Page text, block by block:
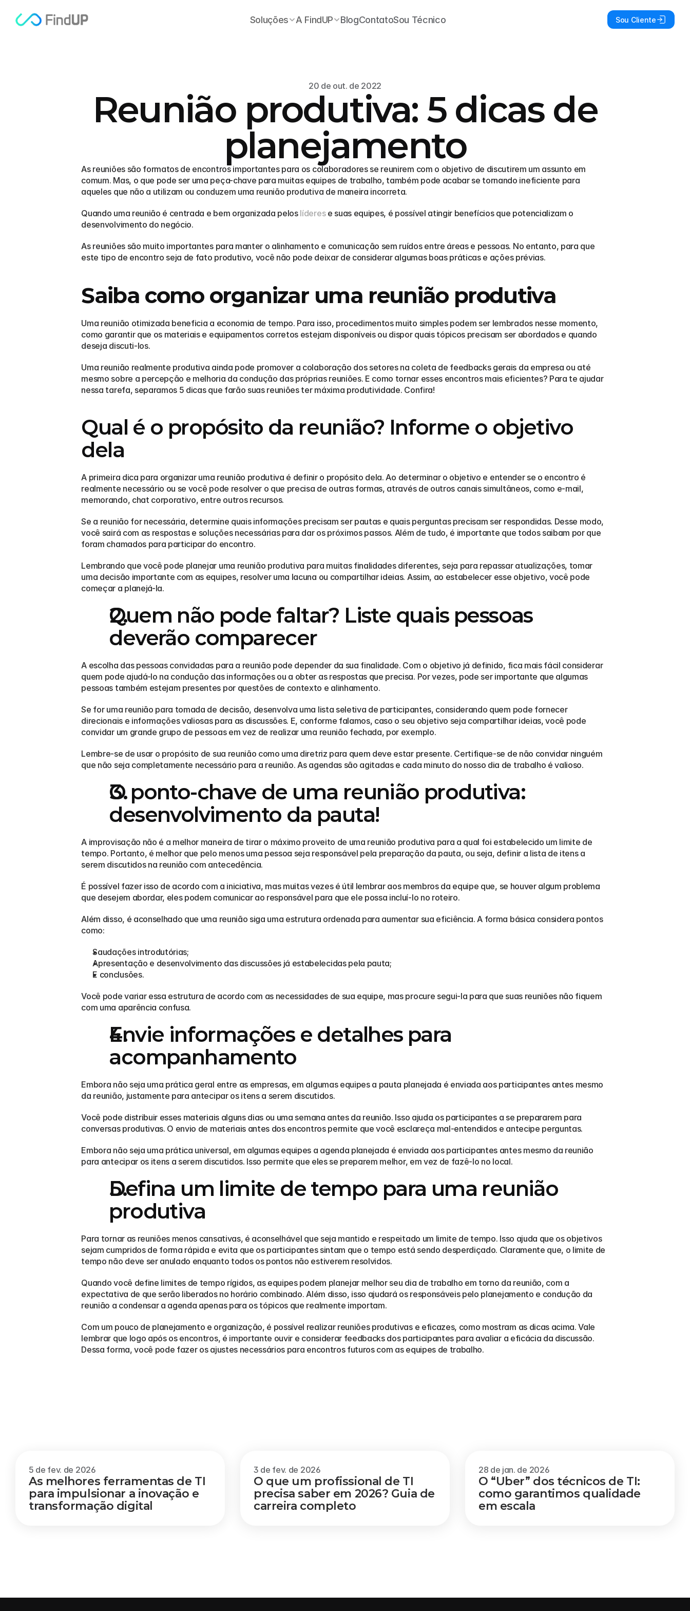
Soluções A FindUP BlogContatoSou Técnico Sou Cliente
20 de out. de 2022
Reunião produtiva: 5 dicas de
planejamento
As reuniões são formatos de encontros importantes para os colaboradores se reunirem com o objetivo de discutirem um assunto em
comum. Mas, o que pode ser uma peça-chave para muitas equipes de trabalho, também pode acabar se tornando ineficiente para
aqueles que não a utilizam ou conduzem uma reunião produtiva de maneira incorreta.
Quando uma reunião é centrada e bem organizada pelos líderes e suas equipes, é possível atingir benefícios que potencializam o
desenvolvimento do negócio.
As reuniões são muito importantes para manter o alinhamento e comunicação sem ruídos entre áreas e pessoas. No entanto, para que
este tipo de encontro seja de fato produtivo, você não pode deixar de considerar algumas boas práticas e ações prévias.
Saiba como organizar uma reunião produtiva
Uma reunião otimizada beneficia a economia de tempo. Para isso, procedimentos muito simples podem ser lembrados nesse momento,
como garantir que os materiais e equipamentos corretos estejam disponíveis ou dispor quais tópicos precisam ser abordados e quando
deseja discuti-los.
Uma reunião realmente produtiva ainda pode promover a colaboração dos setores na coleta de feedbacks gerais da empresa ou até
mesmo sobre a percepção e melhoria da condução das próprias reuniões. E como tornar esses encontros mais eficientes? Para te ajudar
nessa tarefa, separamos 5 dicas que farão suas reuniões ter máxima produtividade. Confira!
Qual é o propósito da reunião? Informe o objetivo
dela
A primeira dica para organizar uma reunião produtiva é definir o propósito dela. Ao determinar o objetivo e entender se o encontro é
realmente necessário ou se você pode resolver o que precisa de outras formas, através de outros canais simultâneos, como e-mail,
memorando, chat corporativo, entre outros recursos.
Se a reunião for necessária, determine quais informações precisam ser pautas e quais perguntas precisam ser respondidas. Desse modo,
você sairá com as respostas e soluções necessárias para dar os próximos passos. Além de tudo, é importante que todos saibam por que
foram chamados para participar do encontro.
Lembrando que você pode planejar uma reunião produtiva para muitas finalidades diferentes, seja para repassar atualizações, tomar
uma decisão importante com as equipes, resolver uma lacuna ou compartilhar ideias. Assim, ao estabelecer esse objetivo, você pode
começar a planejá-la.
Quem não pode faltar? Liste quais pessoas
deverão comparecer
A escolha das pessoas convidadas para a reunião pode depender da sua finalidade. Com o objetivo já definido, fica mais fácil considerar
quem pode ajudá-lo na condução das informações ou a obter as respostas que precisa. Por vezes, pode ser importante que algumas
pessoas também estejam presentes por questões de contexto e alinhamento.
Se for uma reunião para tomada de decisão, desenvolva uma lista seletiva de participantes, considerando quem pode fornecer
direcionais e informações valiosas para as discussões. E, conforme falamos, caso o seu objetivo seja compartilhar ideias, você pode
convidar um grande grupo de pessoas em vez de realizar uma reunião fechada, por exemplo.
Lembre-se de usar o propósito de sua reunião como uma diretriz para quem deve estar presente. Certifique-se de não convidar ninguém
que não seja completamente necessário para a reunião. As agendas são agitadas e cada minuto do nosso dia de trabalho é valioso.
O ponto-chave de uma reunião produtiva:
desenvolvimento da pauta!
A improvisação não é a melhor maneira de tirar o máximo proveito de uma reunião produtiva para a qual foi estabelecido um limite de
tempo. Portanto, é melhor que pelo menos uma pessoa seja responsável pela preparação da pauta, ou seja, definir a lista de itens a
serem discutidos na reunião com antecedência.
É possível fazer isso de acordo com a iniciativa, mas muitas vezes é útil lembrar aos membros da equipe que, se houver algum problema
que desejem abordar, eles podem comunicar ao responsável para que ele possa incluí-lo no roteiro.
Além disso, é aconselhado que uma reunião siga uma estrutura ordenada para aumentar sua eficiência. A forma básica considera pontos
como:
Saudações introdutórias;
Apresentação e desenvolvimento das discussões já estabelecidas pela pauta;
E conclusões.
Você pode variar essa estrutura de acordo com as necessidades de sua equipe, mas procure segui-la para que suas reuniões não fiquem
com uma aparência confusa.
Envie informações e detalhes para
acompanhamento
Embora não seja uma prática geral entre as empresas, em algumas equipes a pauta planejada é enviada aos participantes antes mesmo
da reunião, justamente para antecipar os itens a serem discutidos.
Você pode distribuir esses materiais alguns dias ou uma semana antes da reunião. Isso ajuda os participantes a se prepararem para
conversas produtivas. O envio de materiais antes dos encontros permite que você esclareça mal-entendidos e antecipe perguntas.
Embora não seja uma prática universal, em algumas equipes a agenda planejada é enviada aos participantes antes mesmo da reunião
para antecipar os itens a serem discutidos. Isso permite que eles se preparem melhor, em vez de fazê-lo no local.
Defina um limite de tempo para uma reunião
produtiva
Para tornar as reuniões menos cansativas, é aconselhável que seja mantido e respeitado um limite de tempo. Isso ajuda que os objetivos
sejam cumpridos de forma rápida e evita que os participantes sintam que o tempo está sendo desperdiçado. Claramente que, o limite de
tempo não deve ser anulado enquanto todos os pontos não estiverem resolvidos.
Quando você define limites de tempo rígidos, as equipes podem planejar melhor seu dia de trabalho em torno da reunião, com a
expectativa de que serão liberados no horário combinado. Além disso, isso ajudará os responsáveis pelo planejamento e condução da
reunião a condensar a agenda apenas para os tópicos que realmente importam.
Com um pouco de planejamento e organização, é possível realizar reuniões produtivas e eficazes, como mostram as dicas acima. Vale
lembrar que logo após os encontros, é importante ouvir e considerar feedbacks dos participantes para avaliar a eficácia da discussão.
Dessa forma, você pode fazer os ajustes necessários para encontros futuros com as equipes de trabalho.
5 de fev. de 2026
As melhores ferramentas de TI
para impulsionar a inovação e
transformação digital
3 de fev. de 2026
O que um profissional de TI
precisa saber em 2026? Guia de
carreira completo
28 de jan. de 2026
O “Uber” dos técnicos de TI:
como garantimos qualidade
em escala